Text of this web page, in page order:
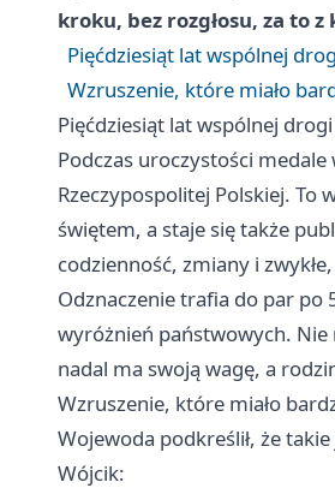
kroku, bez rozgłosu, za to
Pięćdziesiąt lat wspólnej
Wzruszenie, które miało
Pięćdziesiąt lat wspólnej
Podczas uroczystości
Rzeczypospolitej Polskiej. To
świętem, a staje się także
codzienność, zmiany i
Odznaczenie trafia do par po
wyróżnień państwowych. Nie
nadal ma swoją wagę, a
Wzruszenie, które miało
Wojewoda podkreślił, że
Wójcik: